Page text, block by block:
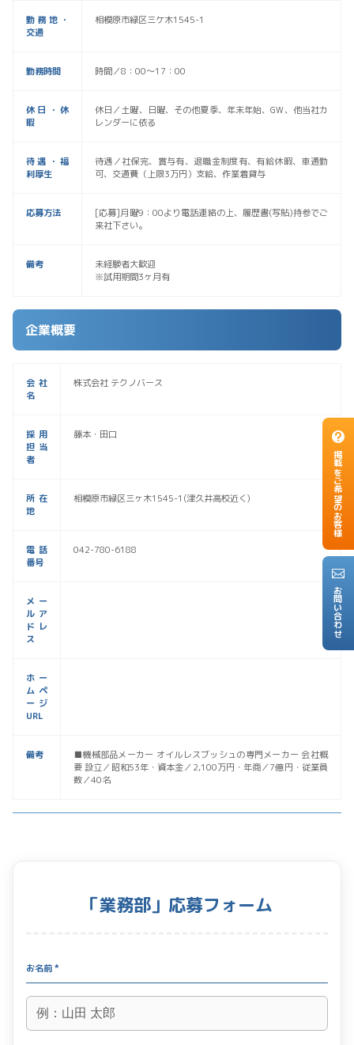
掲載をご希望のお客様
お問い合わせ
勤務地・
交通
相模原市緑区三ケ木1545-1
勤務時間 時間／8：00〜17：00
休日・休
暇
休日／土曜、日曜、その他夏季、年末年始、GW、他当社カ
レンダーに依る
待遇・福
利厚生
待遇／社保完、賞与有、退職金制度有、有給休暇、車通勤
可、交通費（上限3万円）支給、作業着貸与
応募方法
[応募]月曜9：00より電話連絡の上、履歴書(写貼)持参でご
来社下さい。
備考
未経験者大歓迎
※試用期間3ヶ月有
企業概要
会社
名
株式会社 テクノバース
採用
担当
者
藤本・田口
所在
地
相模原市緑区三ヶ木1545-1(津久井高校近く)
電話
番号
042-780-6188
メー
ルア
ドレ
ス
ホー
ムペ
ージ
URL
備考
■機械部品メーカー オイルレスブッシュの専門メーカー 会社概
要 設立／昭和53年・資本金／2,100万円・年商／7億円・従業員
数／40名
「業務部」応募フォーム
お名前 *